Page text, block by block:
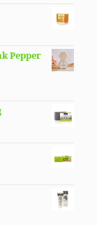
Pepper